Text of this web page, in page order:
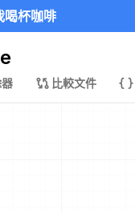
喝杯咖啡
比較文件